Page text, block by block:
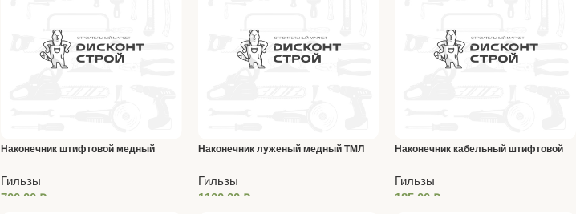
Наконечник штифтовой медный
Гильзы
700,00 ₽
Наконечник луженый медный ТМЛ
Гильзы
1100,00 ₽
Наконечник кабельный штифтовой
Гильзы
185,00 ₽